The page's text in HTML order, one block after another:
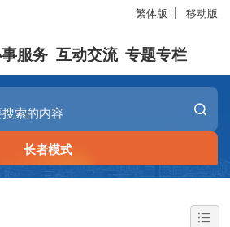
繁体版 移动版
服务 互动交流 专题专栏
长者模式